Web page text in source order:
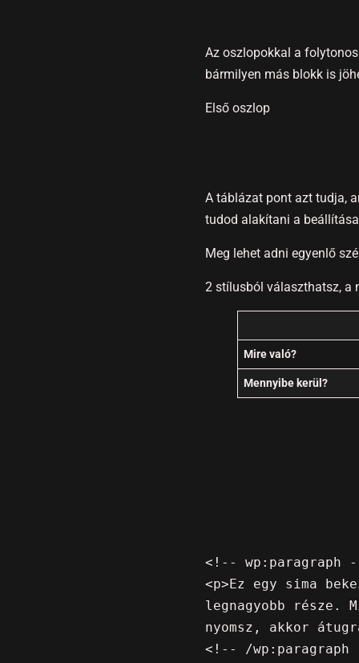
Az oszlopokkal a
bármilyen más blokk is
Első oszlop
A táblázat pont azt tudja,
tudod alakítani a
Meg lehet adni egyenlő
2 stílusból választhatsz, a
Mire való?
Mennyibe kerül?
<!-- wp:paragraph
<p>Ez egy sima
legnagyobb része.
nyomsz, akkor
<!-- /wp:paragraph